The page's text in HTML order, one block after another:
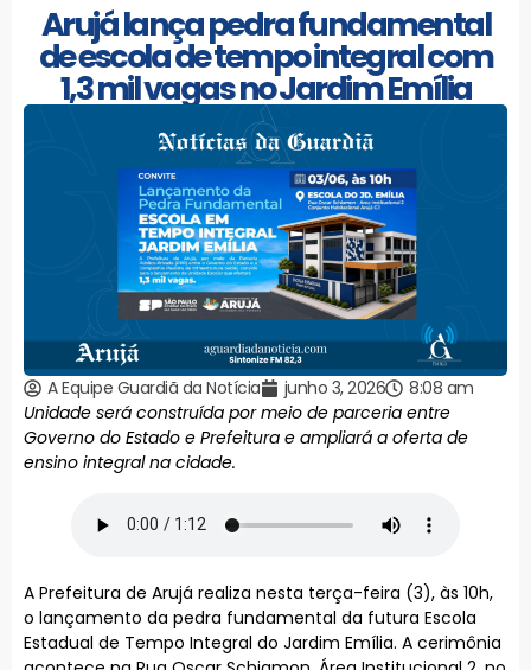
Arujá lança pedra fundamental
de escola de tempo integral com
1,3 mil vagas no Jardim Emília
A Equipe Guardiã da Notícia junho 3, 2026
8:08 am
Unidade será construída por meio de parceria entre
Governo do Estado e Prefeitura e ampliará a oferta de
ensino integral na cidade.
A Prefeitura de Arujá realiza nesta terça-feira (3), às 10h,
o lançamento da pedra fundamental da futura Escola
Estadual de Tempo Integral do Jardim Emília. A cerimônia